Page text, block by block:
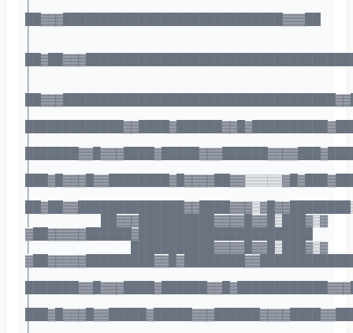
██▓▓▓█████████████████████████████▓▓▓██
│ ██▓▓▓██████████▓▓▓▓█▓▓█▒███▓▒▓
▓██▓▓▓▓▓██████▓███████████████████████
│ ███████████▓▓▓▓█▓▓█▒███▓▒▓